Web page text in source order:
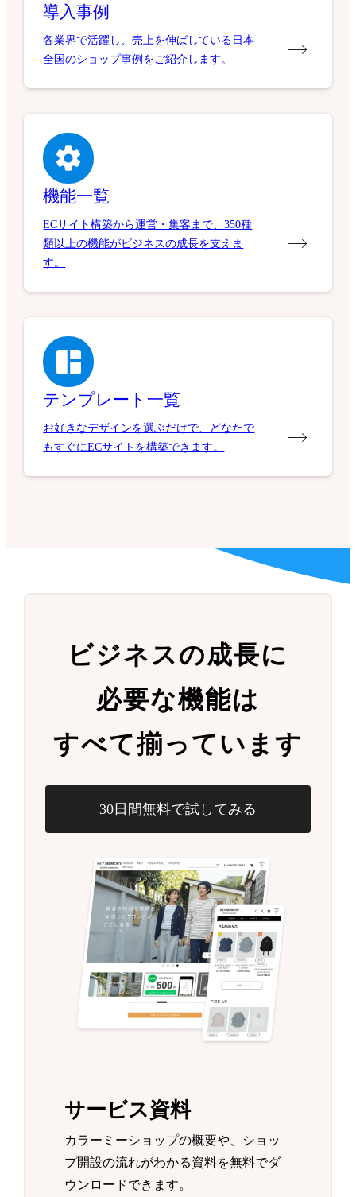
導入事例
各業界で活躍し、売上を伸ばしている日本
全国のショップ事例をご紹介します。
機能一覧
ECサイト構築から運営・集客まで、350種
類以上の機能がビジネスの成長を支えま
す。
テンプレート一覧
お好きなデザインを選ぶだけで、どなたで
もすぐにECサイトを構築できます。
ビジネスの成長に
必要な機能は
すべて揃っています
30日間無料で試してみる
サービス資料
カラーミーショップの概要や、ショッ
プ開設の流れがわかる資料を無料でダ
ウンロードできます。